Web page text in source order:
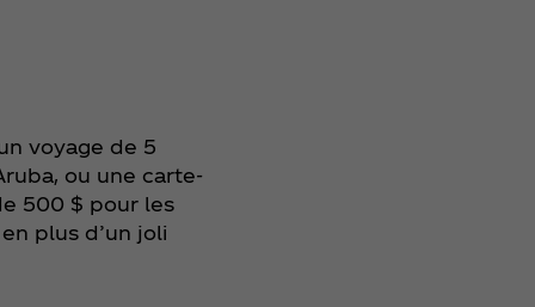
voyage de 5
ou une carte-
500 $ pour les
plus d’un joli